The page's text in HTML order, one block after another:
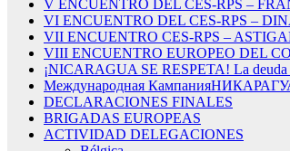
V ENCUENTRO DEL CES-RPS –
VI ENCUENTRO DEL CES-RPS –
VII ENCUENTRO CES-RPS –
VIII ENCUENTRO EUROPEO DEL
¡NICARAGUA SE RESPETA! La
Международная
DECLARACIONES FINALES
BRIGADAS EUROPEAS
ACTIVIDAD DELEGACIONES